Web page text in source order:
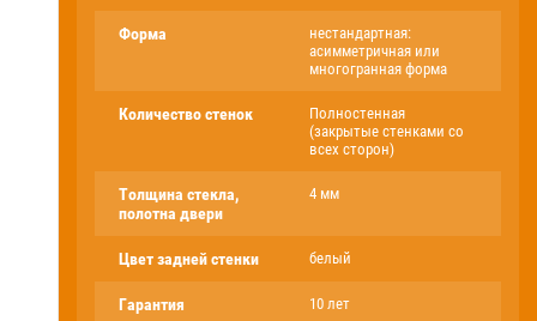
Форма
нестандартная:
асимметричная или
многогранная форма
Количество стенок
Полностенная
(закрытые стенками со
всех сторон)
Толщина стекла,
полотна двери
4 мм
Цвет задней стенки белый
Гарантия 10 лет